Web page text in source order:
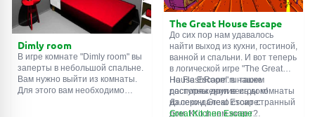
Dimly room
В игре комнате "Dimly room" вы
заперты в небольшой спальне.
Вам нужно выйти из комнаты.
Для этого вам необходимо
The Great House Escape
До сих пор нам удавалось
найти выход из кухни, гостиной,
ванной и спальни. И вот теперь
в логической игре "The Great
House Escape" в нашем
распоряжении весь дом!
Далеко-далеко стоит странный
дом. Кто в нем живет?
На FlashRoom.ru также
доступны другие игры комнаты
из серии Great Escape:
Great Kitchen Escape